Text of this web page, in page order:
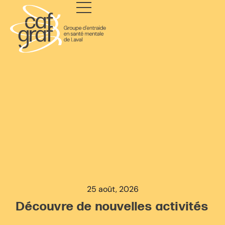
25 août, 2026
Découvre de nouvelles activités